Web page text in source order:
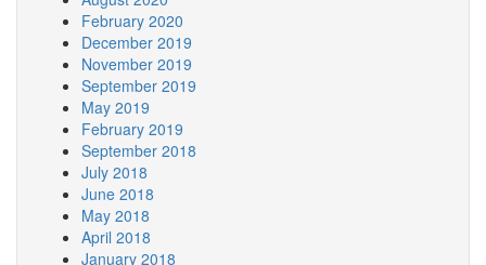
February 2020
December 2019
November 2019
September 2019
May 2019
February 2019
September 2018
July 2018
June 2018
May 2018
April 2018
January 2018